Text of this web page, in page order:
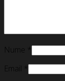
Nume *
Email *